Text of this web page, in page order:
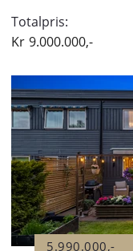
Totalpris:
Kr 9.000.000,-
5.990.000,-